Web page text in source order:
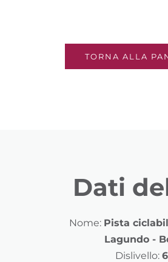
TORNA ALLA
Dati
Nome: Pista
Lagundo -
Dislivello: